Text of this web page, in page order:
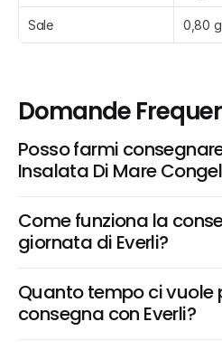
Sale 0,80 g
Domande
Posso farmi
Insalata Di Mare
Come funziona la
giornata di Everli?
Quanto tempo ci vuole
consegna con Everli?